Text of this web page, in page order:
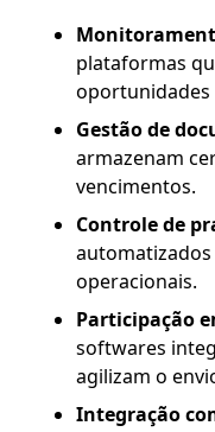
plataformas
oportunidades
Gestão de
armazenam
vencimentos.
Controle de
operacionais.
Participação
softwares
agilizam o
Integração